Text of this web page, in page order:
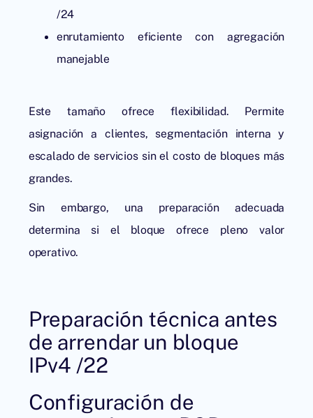
/24
enrutamiento eficiente con agregación
manejable
Este tamaño ofrece flexibilidad. Permite
asignación a clientes, segmentación interna y
escalado de servicios sin el costo de bloques más
grandes.
Sin embargo, una preparación adecuada
determina si el bloque ofrece pleno valor
operativo.
Preparación técnica antes
de arrendar un bloque
IPv4 /22
Configuración de